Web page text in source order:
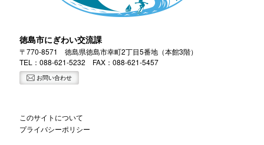
徳島市にぎわい交流課
〒770-8571 徳島県徳島市幸町2丁目5番地（本館3階）
TEL：088-621-5232 FAX：088-621-5457
お問い合わせ
このサイトについて
プライバシーポリシー